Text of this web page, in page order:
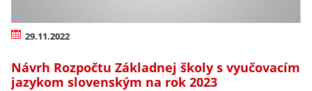
29.11.2022
Návrh Rozpočtu Základnej školy s vyučovacím
jazykom slovenským na rok 2023